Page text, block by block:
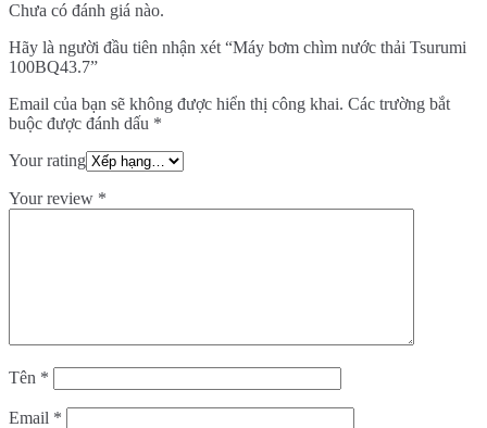
Chưa có đánh giá nào.
Hãy là người đầu tiên nhận xét “Máy bơm chìm nước thải Tsurumi
100BQ43.7”
Email của bạn sẽ không được hiển thị công khai. Các trường bắt
buộc được đánh dấu *
Your rating
Your review *
Tên *
Email *